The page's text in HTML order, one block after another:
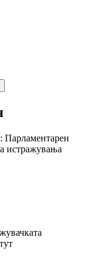
Парламентарен
истражувања